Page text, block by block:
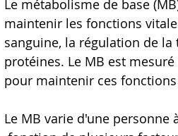
Le métabolisme de base
maintenir les fonctions
sanguine, la régulation de
protéines. Le MB est
pour maintenir ces
Le MB varie d'une personne